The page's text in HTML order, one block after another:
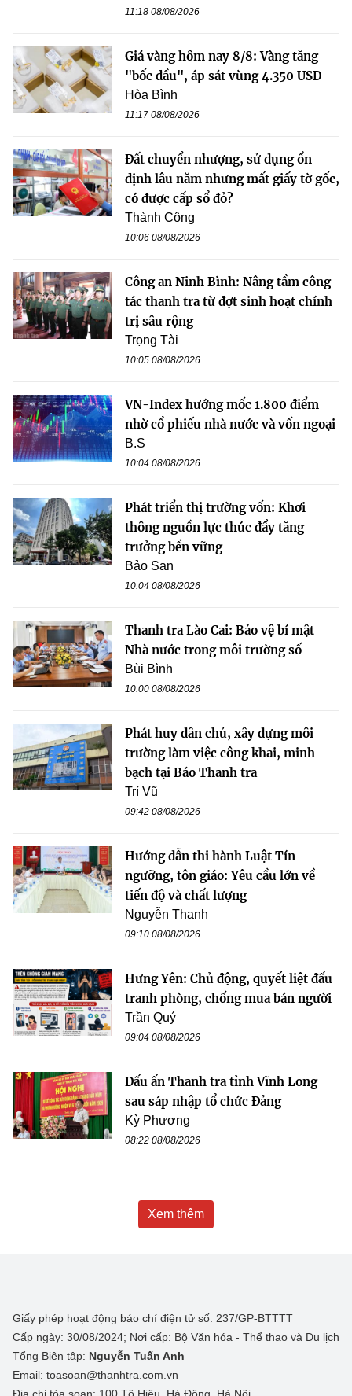
11:18 08/08/2026
Giá vàng hôm nay 8/8: Vàng tăng
"bốc đầu", áp sát vùng 4.350 USD
Hòa Bình
11:17 08/08/2026
Đất chuyển nhượng, sử dụng ổn
định lâu năm nhưng mất giấy tờ gốc,
có được cấp sổ đỏ?
Thành Công
10:06 08/08/2026
Công an Ninh Bình: Nâng tầm công
tác thanh tra từ đợt sinh hoạt chính
trị sâu rộng
Trọng Tài
10:05 08/08/2026
VN-Index hướng mốc 1.800 điểm
nhờ cổ phiếu nhà nước và vốn ngoại
B.S
10:04 08/08/2026
Phát triển thị trường vốn: Khơi
thông nguồn lực thúc đẩy tăng
trưởng bền vững
Bảo San
10:04 08/08/2026
Thanh tra Lào Cai: Bảo vệ bí mật
Nhà nước trong môi trường số
Bùi Bình
10:00 08/08/2026
Phát huy dân chủ, xây dựng môi
trường làm việc công khai, minh
bạch tại Báo Thanh tra
Trí Vũ
09:42 08/08/2026
Hướng dẫn thi hành Luật Tín
ngưỡng, tôn giáo: Yêu cầu lớn về
tiến độ và chất lượng
Nguyễn Thanh
09:10 08/08/2026
Hưng Yên: Chủ động, quyết liệt đấu
tranh phòng, chống mua bán người
Trần Quý
09:04 08/08/2026
Dấu ấn Thanh tra tỉnh Vĩnh Long
sau sáp nhập tổ chức Đảng
Kỳ Phương
08:22 08/08/2026
Xem thêm
Giấy phép hoạt động báo chí điện tử số: 237/GP-BTTTT
Cấp ngày: 30/08/2024; Nơi cấp: Bộ Văn hóa - Thể thao và Du lịch
Tổng Biên tập: Nguyễn Tuấn Anh
Email: toasoan@thanhtra.com.vn